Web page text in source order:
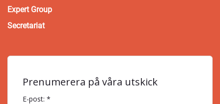
Expert Group
Secretariat
Prenumerera på våra utskick
E-post: *